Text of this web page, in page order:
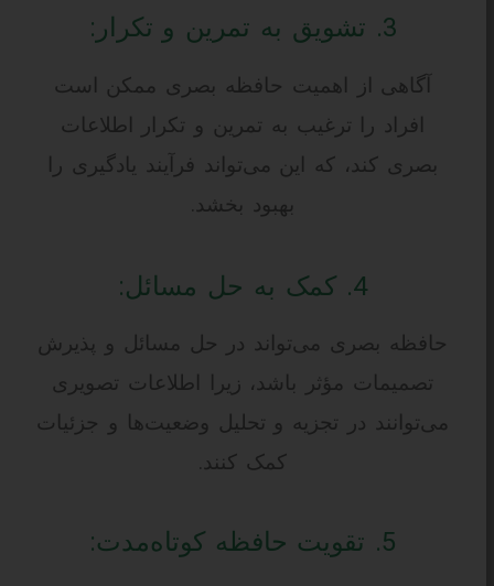
3. تشویق به تمرین و تکرار:
آگاهی از اهمیت حافظه بصری ممکن است
افراد را ترغیب به تمرین و تکرار اطلاعات
بصری کند، که این می‌تواند فرآیند یادگیری را
بهبود بخشد.
4. کمک به حل مسائل:
حافظه بصری می‌تواند در حل مسائل و پذیرش
تصمیمات مؤثر باشد، زیرا اطلاعات تصویری
می‌توانند در تجزیه و تحلیل وضعیت‌ها و جزئیات
کمک کنند.
5. تقویت حافظه کوتاه‌مدت: